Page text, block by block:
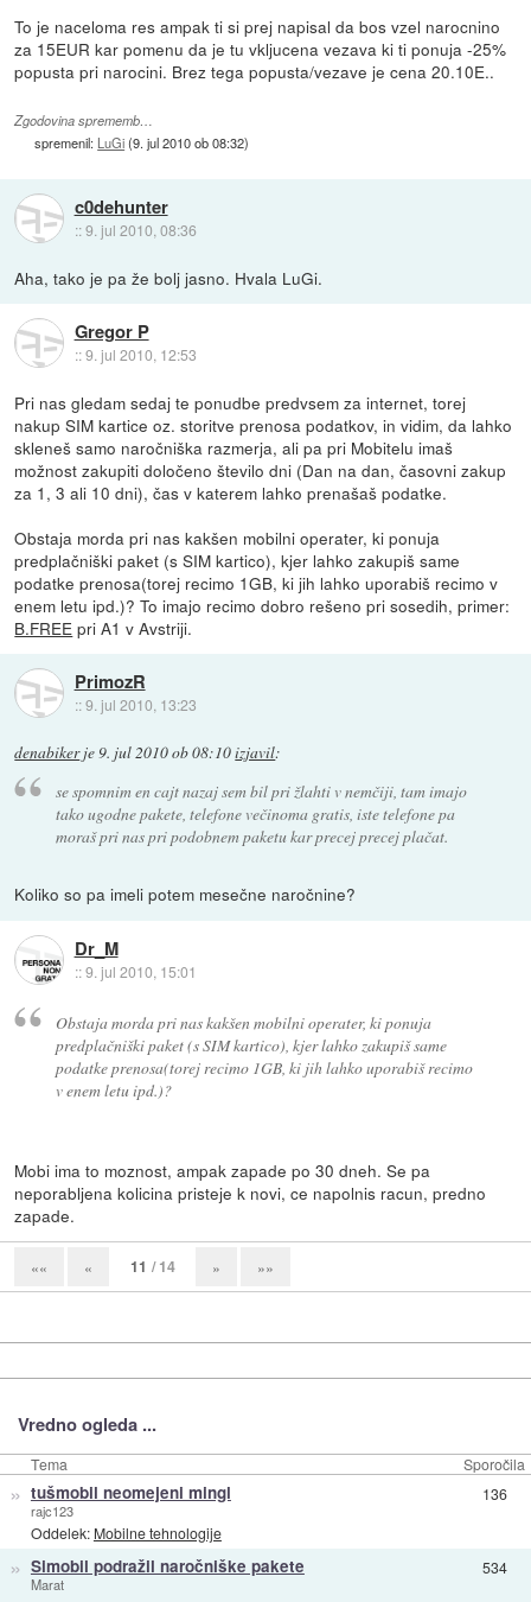
To je naceloma res ampak ti si prej napisal da bos vzel narocnino
za 15EUR kar pomenu da je tu vkljucena vezava ki ti ponuja -25%
popusta pri narocini. Brez tega popusta/vezave je cena 20.10E..
Zgodovina sprememb…
spremenil: LuGi(9. jul 2010 ob 08:32)
c0dehunter
::9. jul 2010, 08:36
Aha, tako je pa že bolj jasno. Hvala LuGi.
Gregor P
::9. jul 2010, 12:53
Pri nas gledam sedaj te ponudbe predvsem za internet, torej
nakup SIM kartice oz. storitve prenosa podatkov, in vidim, da lahko
skleneš samo naročniška razmerja, ali pa pri Mobitelu imaš
možnost zakupiti določeno število dni (Dan na dan, časovni zakup
za 1, 3 ali 10 dni), čas v katerem lahko prenašaš podatke.
Obstaja morda pri nas kakšen mobilni operater, ki ponuja
predplačniški paket (s SIM kartico), kjer lahko zakupiš same
podatke prenosa(torej recimo 1GB, ki jih lahko uporabiš recimo v
enem letu ipd.)? To imajo recimo dobro rešeno pri sosedih, primer:
B.FREE pri A1 v Avstriji.
PrimozR
::9. jul 2010, 13:23
denabikerje9. jul 2010 ob 08:10izjavil:
se spomnim en cajt nazaj sem bil pri žlahti v nemčiji, tam imajo
tako ugodne pakete, telefone večinoma gratis, iste telefone pa
moraš pri nas pri podobnem paketu kar precej precej plačat.
Koliko so pa imeli potem mesečne naročnine?
Dr_M
::9. jul 2010, 15:01
Obstaja morda pri nas kakšen mobilni operater, ki ponuja
predplačniški paket (s SIM kartico), kjer lahko zakupiš same
podatke prenosa(torej recimo 1GB, ki jih lahko uporabiš recimo
v enem letu ipd.)?
Mobi ima to moznost, ampak zapade po 30 dneh. Se pa
neporabljena kolicina pristeje k novi, ce napolnis racun, predno
zapade.
«« « 11 / 14 » »»
Vredno ogleda ...
Tema Sporočila
» tušmobil neomejeni mingl
rajc123
Oddelek: Mobilne tehnologije
136
» Simobil podražil naročniške pakete
Marat
534